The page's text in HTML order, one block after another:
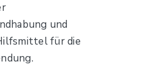
und
für die